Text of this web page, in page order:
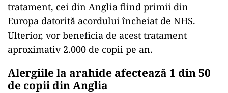
tratament, cei din Anglia fiind primii din
Europa datorită acordului încheiat de NHS.
Ulterior, vor beneficia de acest tratament
aproximativ 2.000 de copii pe an.
Alergiile la arahide afectează 1 din 50
de copii din Anglia